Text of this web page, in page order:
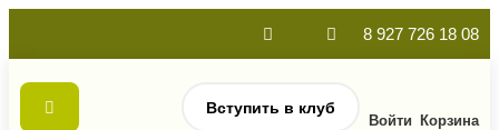
8 927 726 18 08
Вступить в клуб
Войти Корзина